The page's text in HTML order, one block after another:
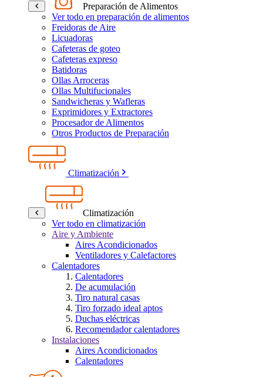
Preparación de Alimentos
Ver todo en preparación de alimentos
Freidoras de Aire
Licuadoras
Cafeteras de goteo
Cafeteras expreso
Batidoras
Ollas Arroceras
Ollas Multifucionales
Sandwicheras y Wafleras
Exprimidores y Extractores
Procesador de Alimentos
Otros Productos de Preparación
Climatización
Climatización
Ver todo en climatización
Aire y Ambiente
Aires Acondicionados
Ventiladores y Calefactores
Calentadores
Calentadores
De acumulación
Tiro natural casas
Tiro forzado ideal aptos
Duchas eléctricas
Recomendador calentadores
Instalaciones
Aires Acondicionados
Calentadores